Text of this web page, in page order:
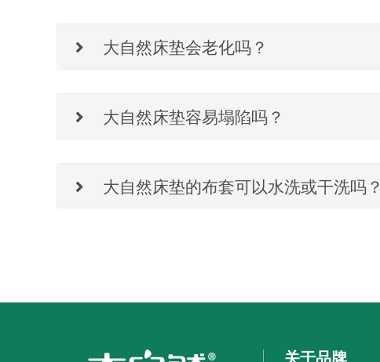
大自然床垫会老化吗？
大自然床垫容易塌陷吗？
大自然床垫的布套可以水洗或干洗吗？
关于品牌